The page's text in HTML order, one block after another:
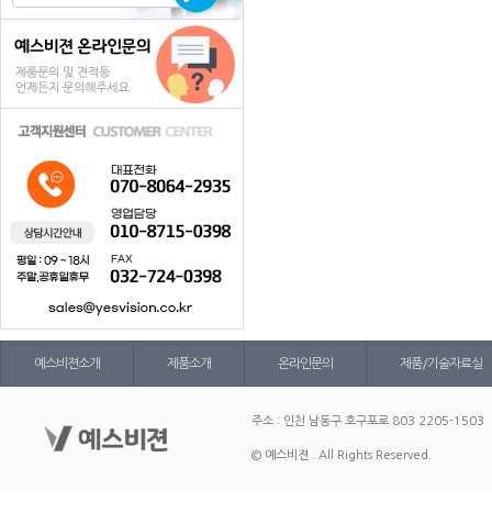
예스비젼소개 제품소개 온라인문의 제품/기술자료실
주소 : 인천 남동구 호구포로 803 2205-1503
© 예스비젼 . All Rights Reserved.